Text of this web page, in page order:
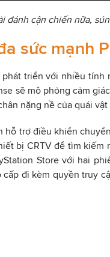
đánh cận chiến nữa,
sức mạnh
triển với nhiều tính
sẽ mô phỏng cảm
nặng nề của quái
hỗ trợ điều khiển
bị CRTV để tìm kiếm
Store với hai
cấp đi kèm quyền truy